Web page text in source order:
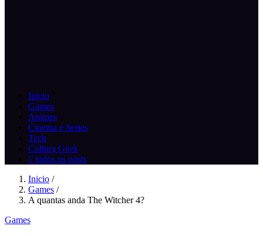
Inicio
Games
Animes
Cinema e Series
Tech
Cultura Geek
// todos os posts
Inicio /
Games /
A quantas anda The Witcher 4?
Games